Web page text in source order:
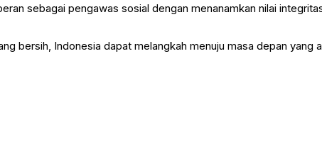
sebagai pengawas sosial dengan menanamkan nilai
bersih, Indonesia dapat melangkah menuju masa depan yang